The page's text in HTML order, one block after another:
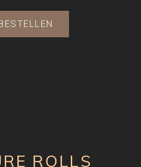
ROLLS